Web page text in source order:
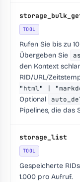
TOOL
Rufen Sie bis zu
Übergeben Sie
den Kontext
RID/URL/
"html" |
Optional
Pipelines, die das
storage_list
TOOL
Gespeicherte
1.000 pro Aufruf.